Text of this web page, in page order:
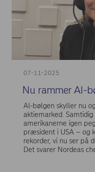
07-11-2025
Nu rammer AI-
Al-bølgen skyller nu
aktiemarked.
amerikanerne igen
præsident i USA – og
rekorder, vi nu ser på
Det svarer Nordeas